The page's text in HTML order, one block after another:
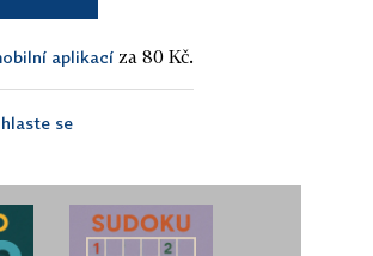
aplikací za 80 Kč.
se